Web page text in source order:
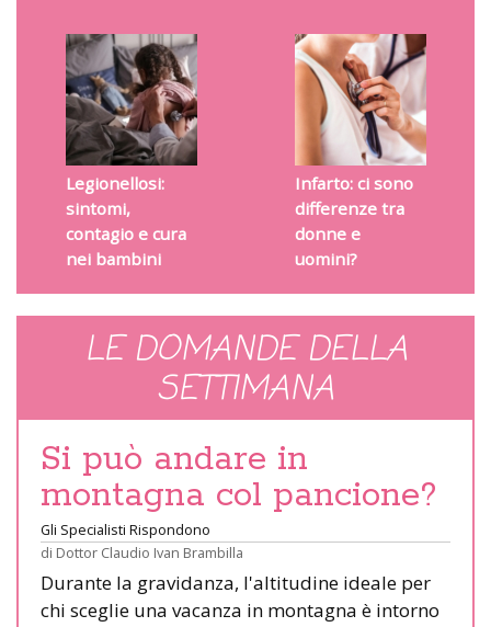
Legionellosi:
sintomi,
contagio e cura
nei bambini
Infarto: ci sono
differenze tra
donne e
uomini?
LE DOMANDE DELLA
SETTIMANA
Si può andare in
montagna col pancione?
Gli Specialisti Rispondono
di Dottor Claudio Ivan Brambilla
Durante la gravidanza, l'altitudine ideale per
chi sceglie una vacanza in montagna è intorno